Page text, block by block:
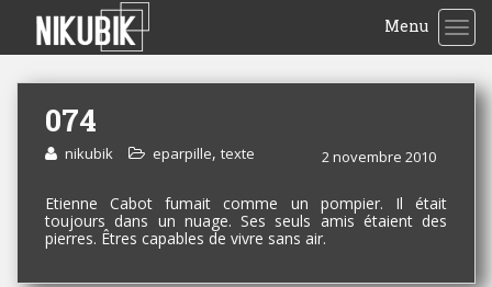
Menu
074
2 novembre 2010
nikubik eparpille, texte
Etienne Cabot fumait comme un pompier. Il était
toujours dans un nuage. Ses seuls amis étaient des
pierres. Êtres capables de vivre sans air.